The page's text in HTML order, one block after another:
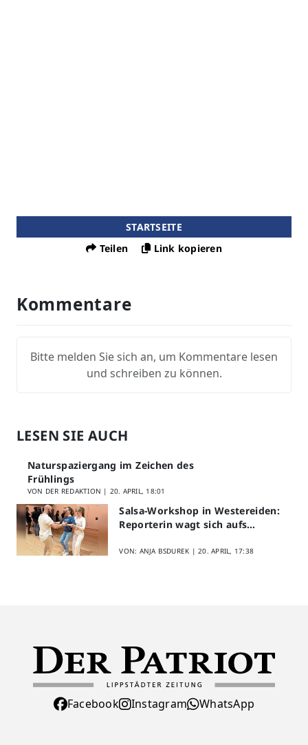
STARTSEITE
Teilen
Link kopieren
Kommentare
Bitte melden Sie sich an, um Kommentare lesen
und schreiben zu können.
LESEN SIE AUCH
Naturspaziergang im Zeichen des
Frühlings
VON DER REDAKTION | 20. APRIL, 18:01
Salsa-Workshop in Westereiden:
Reporterin wagt sich aufs
VON: ANJA BSDUREK |20. APRIL, 17:38
Facebook Instagram WhatsApp